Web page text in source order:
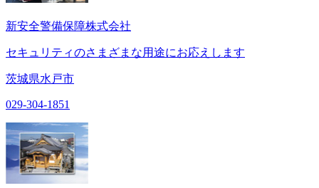
新安全警備保障株式会社
セキュリティのさまざまな用途にお応えします
茨城県水戸市
029-304-1851